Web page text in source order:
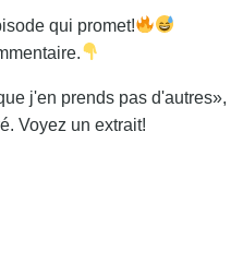
qui promet!
j'en prends pas d'autres»,
Voyez un extrait!